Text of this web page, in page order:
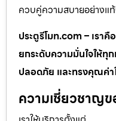
ควบคู่ความสบายอย่างแ
ประตูรีโมท.com – เรา
ยกระดับความมั่นใจให้ทุ
ปลอดภัย และทรงคุณค่าใ
ความเชี่ยวชาญข